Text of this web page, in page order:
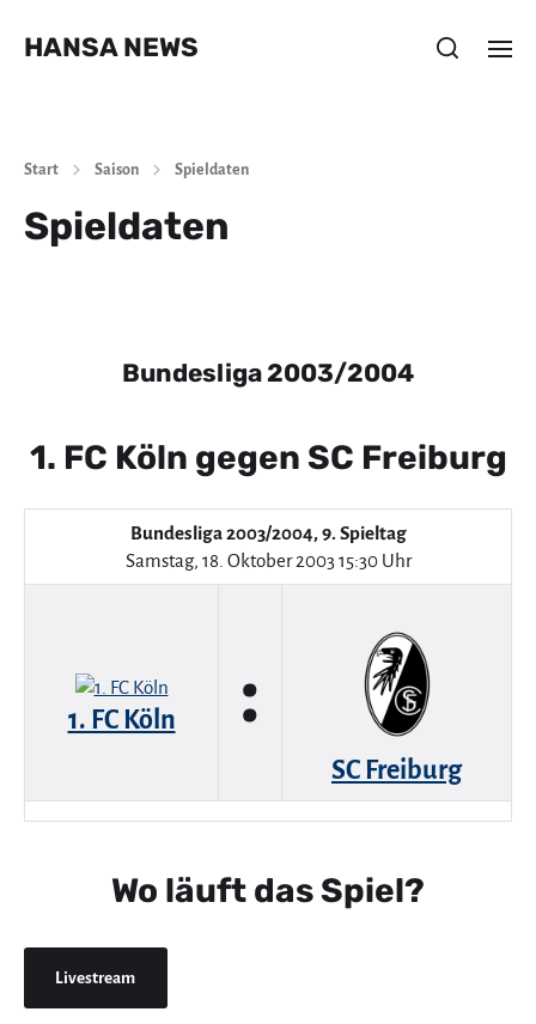
HANSA NEWS
Start Saison Spieldaten
Spieldaten
Bundesliga 2003/2004
1. FC Köln gegen SC Freiburg
Bundesliga 2003/2004, 9. Spieltag
Samstag, 18. Oktober 2003 15:30 Uhr
1. FC Köln :
SC Freiburg
Wo läuft das Spiel?
Livestream